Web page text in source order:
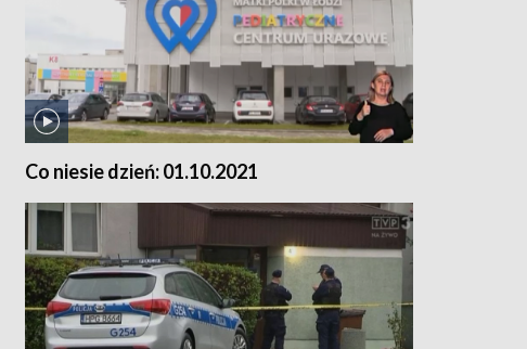
Co niesie dzień: 01.10.2021